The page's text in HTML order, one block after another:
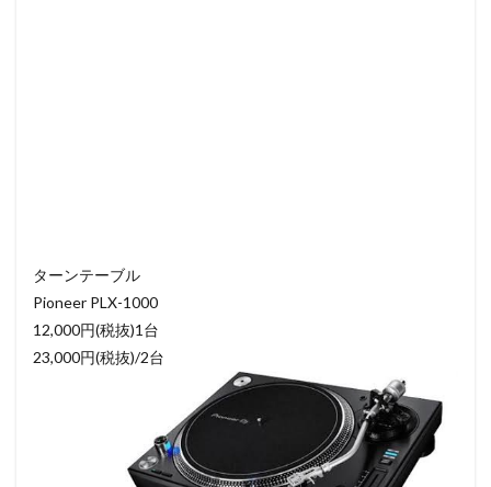
ターンテーブル
Pioneer PLX-1000
12,000円(税抜)1台
23,000円(税抜)/2台